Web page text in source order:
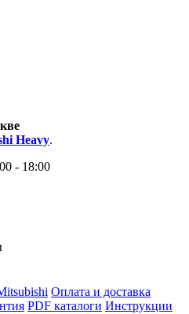
Heavy.
- 18:00
Оплата и доставка
PDF каталоги Инструкции